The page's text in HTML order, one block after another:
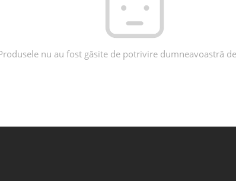
nu au fost găsite de potrivire dumneavoastră